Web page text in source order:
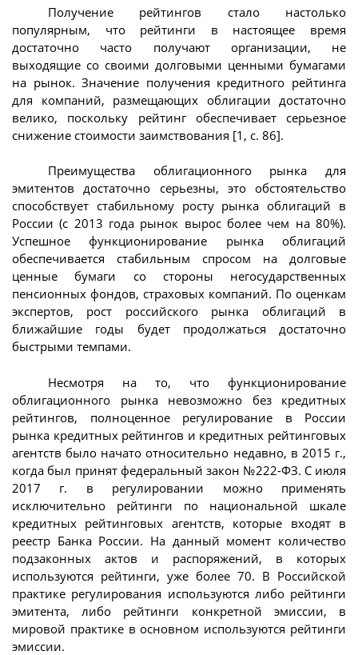
Получение рейтингов стало настолько
популярным, что рейтинги в настоящее время
достаточно часто получают организации, не
выходящие со своими долговыми ценными бумагами
на рынок. Значение получения кредитного рейтинга
для компаний, размещающих облигации достаточно
велико, поскольку рейтинг обеспечивает серьезное
снижение стоимости заимствования [1, с. 86].
Преимущества облигационного рынка для
эмитентов достаточно серьезны, это обстоятельство
способствует стабильному росту рынка облигаций в
России (с 2013 года рынок вырос более чем на 80%).
Успешное функционирование рынка облигаций
обеспечивается стабильным спросом на долговые
ценные бумаги со стороны негосударственных
пенсионных фондов, страховых компаний. По оценкам
экспертов, рост российского рынка облигаций в
ближайшие годы будет продолжаться достаточно
быстрыми темпами.
Несмотря на то, что функционирование
облигационного рынка невозможно без кредитных
рейтингов, полноценное регулирование в России
рынка кредитных рейтингов и кредитных рейтинговых
агентств было начато относительно недавно, в 2015 г.,
когда был принят федеральный закон №222-ФЗ. С июля
2017 г. в регулировании можно применять
исключительно рейтинги по национальной шкале
кредитных рейтинговых агентств, которые входят в
реестр Банка России. На данный момент количество
подзаконных актов и распоряжений, в которых
используются рейтинги, уже более 70. В Российской
практике регулирования используются либо рейтинги
эмитента, либо рейтинги конкретной эмиссии, в
мировой практике в основном используются рейтинги
эмиссии.